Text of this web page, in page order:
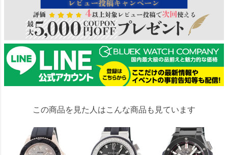
この商品を見た人はこんな商品も見ています